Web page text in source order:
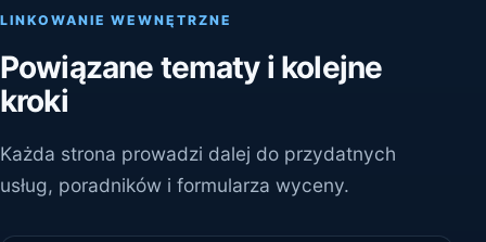
LINKOWANIE WEWNĘTRZNE
Powiązane tematy i kolejne
kroki
Każda strona prowadzi dalej do przydatnych
usług, poradników i formularza wyceny.